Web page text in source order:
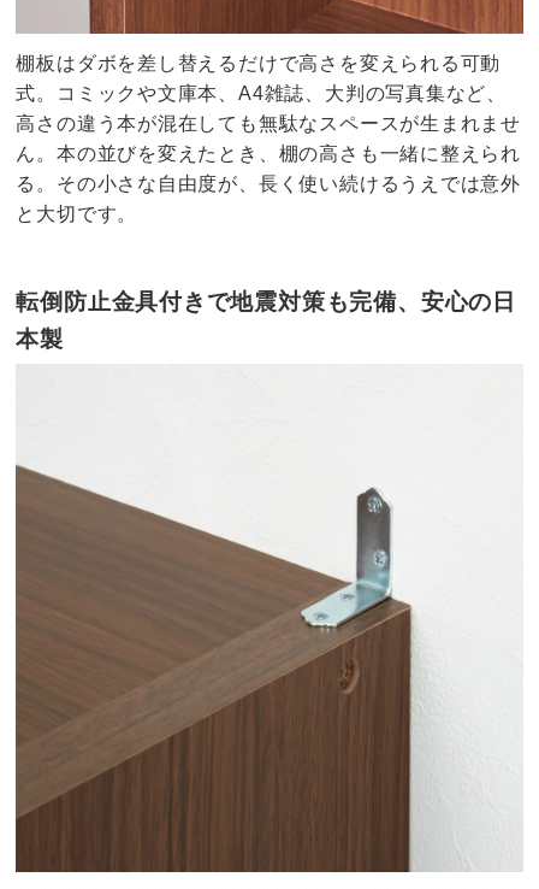
棚板はダボを差し替えるだけで高さを変えられる可動
式。コミックや文庫本、A4雑誌、大判の写真集など、
高さの違う本が混在しても無駄なスペースが生まれませ
ん。本の並びを変えたとき、棚の高さも一緒に整えられ
る。その小さな自由度が、長く使い続けるうえでは意外
と大切です。
転倒防止金具付きで地震対策も完備、安心の日
本製